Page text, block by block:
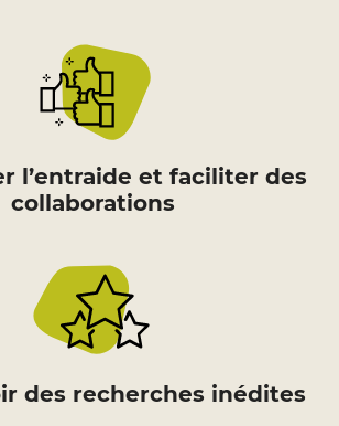
l’entraide et faciliter des
collaborations
des recherches inédites